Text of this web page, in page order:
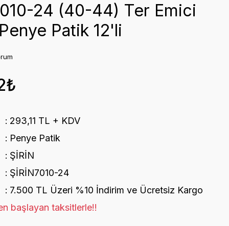
24 (40-44) Ter Emici
Patik 12'li
293,11 TL + KDV
Penye Patik
ŞİRİN
ŞİRİN7010-24
7.500 TL Üzeri %10 İndirim ve Ücretsiz Kargo
başlayan taksitlerle!!